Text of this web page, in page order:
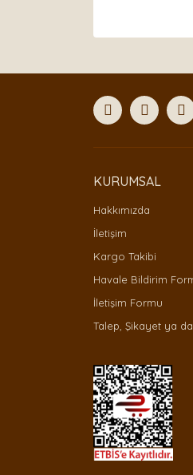
Ürün
Bu ürüne
KURUMSAL
Hakkımızda
İletişim
Kargo Takibi
Havale Bildirim
İletişim Formu
Talep, Şikayet ya